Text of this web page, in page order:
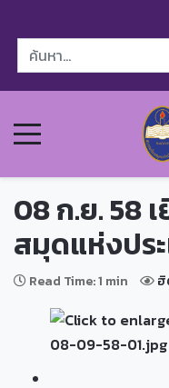
08 ก.ย. 58
สมุดแห่งปร
Read Time: 1 min ฮิ